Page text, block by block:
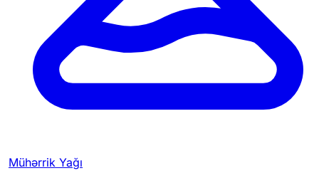
Mühərrik Yağı